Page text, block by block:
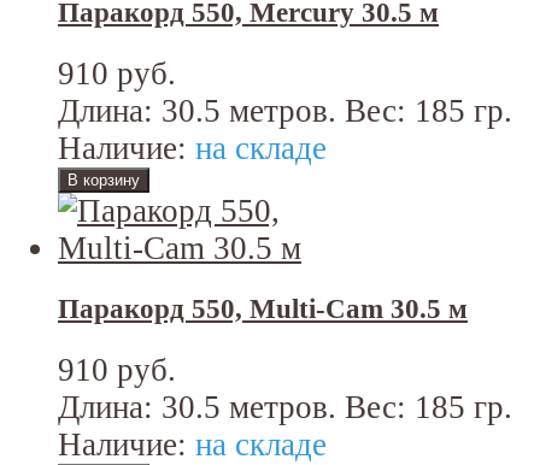
Паракорд 550, Mercury 30.5 м
910 руб.
Длина: 30.5 метров. Вес: 185 гр.
Наличие: на складе
Паракорд 550, Multi-Cam 30.5 м
910 руб.
Длина: 30.5 метров. Вес: 185 гр.
Наличие: на складе